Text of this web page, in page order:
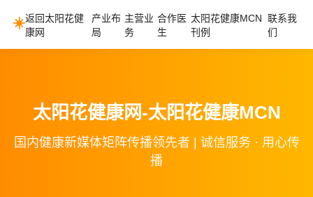
☀️返回太阳花健
康网
产业布
局
主营业
务
合作医
生
太阳花健康MCN
刊例
联系我
们
太阳花健康网-太阳花健康MCN
国内健康新媒体矩阵传播领先者 | 诚信服务 · 用心传
播